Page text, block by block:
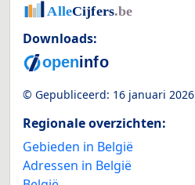
Downloads:
© Gepubliceerd: 16 januari 2026
Regionale overzichten:
Gebieden in België
Adressen in België